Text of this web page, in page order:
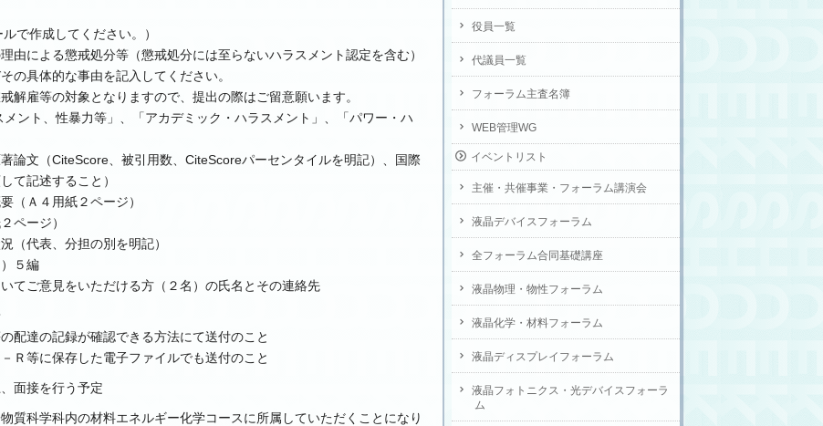
で作成してください。）
由による懲戒処分等（懲戒処分には至らないハラスメント認定を含む）
の具体的な事由を記入してください。
解雇等の対象となりますので、提出の際はご留意願います。
ント、性暴力等」、「アカデミック・ハラスメント」、「パワー・ハ
論文（CiteScore、被引用数、CiteScoreパーセンタイルを明記）、国際
て記述すること）
（Ａ４用紙２ページ）
ページ）
（代表、分担の別を明記）
５編
てご意見をいただける方（２名）の氏名とその連絡先
配達の記録が確認できる方法にて送付のこと
Ｒ等に保存した電子ファイルでも送付のこと
面接を行う予定
質科学科内の材料エネルギー化学コースに所属していただくことになり
役員一覧
代議員一覧
フォーラム主査名簿
WEB管理WG
イベントリスト
主催・共催事業・フォーラム講演会
液晶デバイスフォーラム
全フォーラム合同基礎講座
液晶物理・物性フォーラム
液晶化学・材料フォーラム
液晶ディスプレイフォーラム
液晶フォトニクス・光デバイスフォーラ
ム